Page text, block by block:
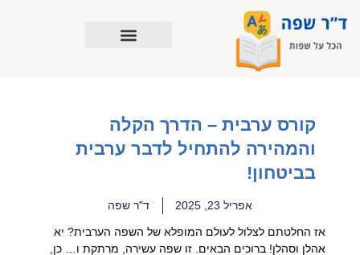
לתוכן
קורס ערבית – הדרך הקלה
והמהירה להתחיל לדבר ערבית
בביטחון!
אפריל 23, 2025 ד"ר שפה
אז החלטתם לצלול לעולם המופלא של השפה הערבית? יא
אהלן וסהלן! ברוכים הבאים. זו שפה עשירה, מרתקת ו… כן,